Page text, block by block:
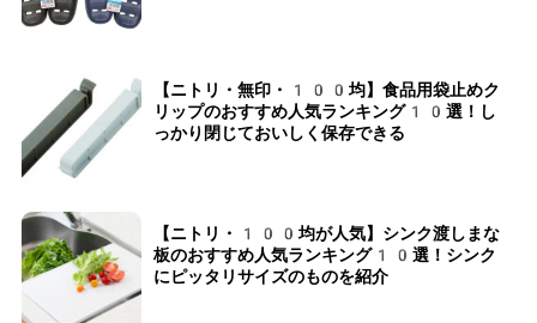
【ニトリ・無印・100均】食品用袋止めク
リップのおすすめ人気ランキング10選！し
っかり閉じておいしく保存できる
【ニトリ・100均が人気】シンク渡しまな
板のおすすめ人気ランキング10選！シンク
にピッタリサイズのものを紹介